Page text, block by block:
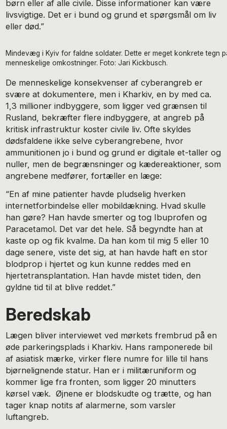
børn eller af alle civile. Disse informationer kan være
livsvigtige. Det er i bund og grund et spørgsmål om liv
eller død.”
Mindevæg i Kyiv for faldne soldater. Dette er meget konkrete tegn
menneskelige omkostninger. Foto: Jari Kickbusch.
De menneskelige konsekvenser af cyberangreb er
svære at dokumentere, men i Kharkiv, en by med ca.
1,3 millioner indbyggere, som ligger ved grænsen til
Rusland, bekræfter flere indbyggere, at angreb på
kritisk infrastruktur koster civile liv. Ofte skyldes
dødsfaldene ikke selve cyberangrebene, hvor
ammunitionen jo i bund og grund er digitale et-taller og
nuller, men de begrænsninger og kædereaktioner, som
angrebene medfører, fortæller en læge:
“En af mine patienter havde pludselig hverken
internetforbindelse eller mobildækning. Hvad skulle
han gøre? Han havde smerter og tog Ibuprofen og
Paracetamol. Det var det hele. Så begyndte han at
kaste op og fik kvalme. Da han kom til mig 5 eller 10
dage senere, viste det sig, at han havde haft en stor
blodprop i hjertet og kun kunne reddes med en
hjertetransplantation. Han havde mistet tiden, den
gyldne tid til at blive reddet.”
Beredskab
Lægen bliver interviewet ved mørkets frembrud på en
øde parkeringsplads i Kharkiv. Hans ramponerede bil
af asiatisk mærke, virker flere numre for lille til hans
bjørnelignende statur. Han er i militæruniform og
kommer lige fra fronten, som ligger 20 minutters
kørsel væk. Øjnene er blodskudte og trætte, og han
tager knap notits af alarmerne, som varsler
luftangreb.